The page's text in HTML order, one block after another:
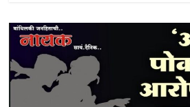
p
p
ok ge